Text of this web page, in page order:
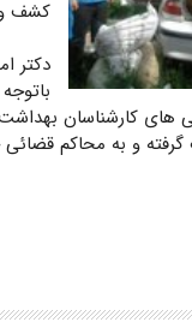
کشف و
دکتر
های کارشناسان
گرفته و به محاکم